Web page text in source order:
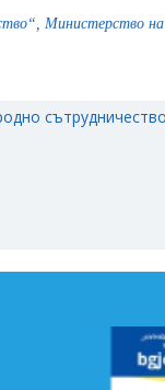
Министерство